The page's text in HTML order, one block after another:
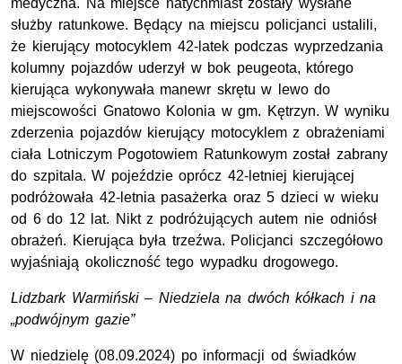
służby ratunkowe. Będący na miejscu policjanci ustalili,
że kierujący motocyklem 42-latek podczas wyprzedzania
kolumny pojazdów uderzył w bok peugeota, którego
kierująca wykonywała manewr skrętu w lewo do
miejscowości Gnatowo Kolonia w gm. Kętrzyn. W wyniku
zderzenia pojazdów kierujący motocyklem z obrażeniami
ciała Lotniczym Pogotowiem Ratunkowym został zabrany
do szpitala. W pojeździe oprócz 42-letniej kierującej
podróżowała 42-letnia pasażerka oraz 5 dzieci w wieku
od 6 do 12 lat. Nikt z podróżujących autem nie odniósł
obrażeń. Kierująca była trzeźwa. Policjanci szczegółowo
wyjaśniają okoliczność tego wypadku drogowego.
Lidzbark Warmiński – Niedziela na dwóch kółkach i na
„podwójnym gazie”
W niedzielę (08.09.2024) po informacji od świadków